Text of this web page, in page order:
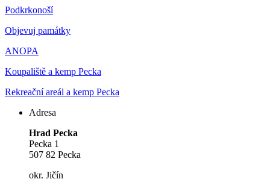
Podkrkonoší
Objevuj památky
ANOPA
Koupaliště a kemp Pecka
Rekreační areál a kemp Pecka
Adresa
Hrad Pecka
Pecka 1
507 82 Pecka
okr. Jičín